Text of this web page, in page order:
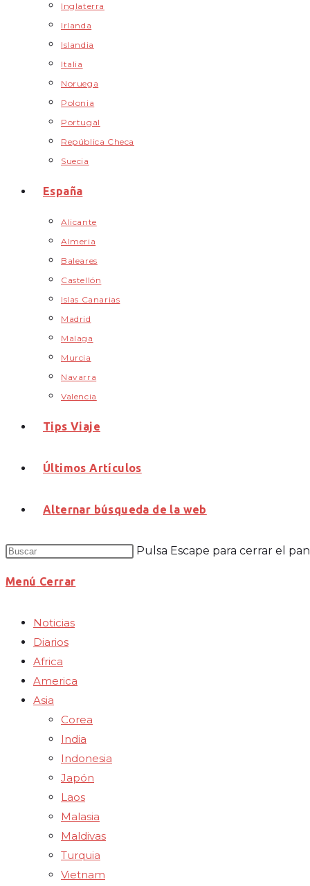
Inglaterra
Irlanda
Islandia
Italia
Noruega
Polonia
Portugal
República Checa
Suecia
España
Alicante
Almeria
Baleares
Castellón
Islas Canarias
Madrid
Malaga
Murcia
Navarra
Valencia
Tips Viaje
Últimos Artículos
Alternar búsqueda de la web
Pulsa Escape para cerrar el
Menú Cerrar
Noticias
Diarios
Africa
America
Asia
Corea
India
Indonesia
Japón
Laos
Malasia
Maldivas
Turquia
Vietnam